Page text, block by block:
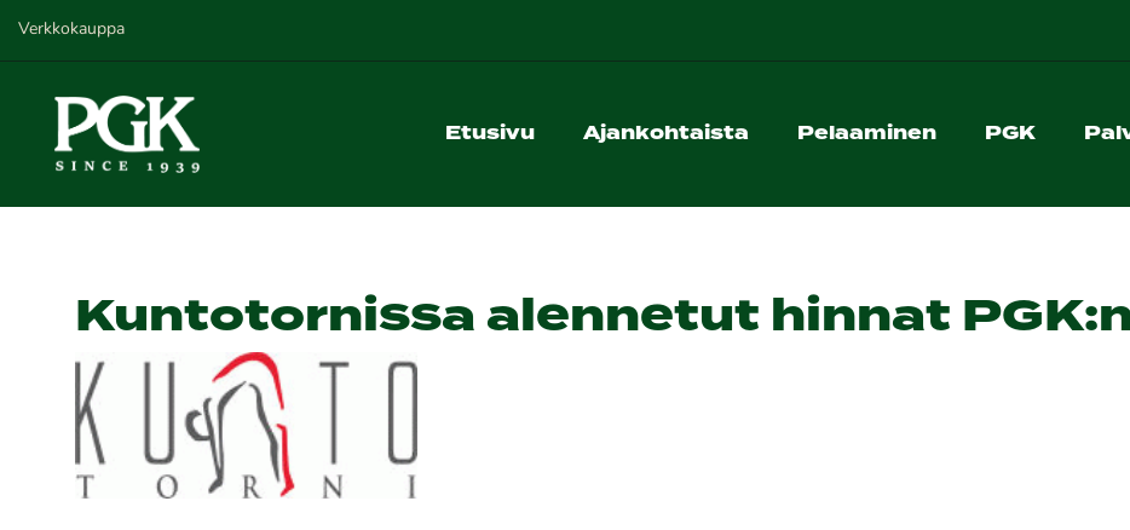
Verkkokauppa
Etusivu Ajankohtaista Pelaaminen PGK
Kuntotornissa alennetut hinnat